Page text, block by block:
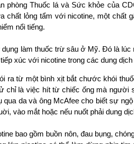
phòng Thuốc lá và Sức khỏe của
chất lỏng tẩm với nicotine, một chất
nổi tiếng.
làm thuốc trừ sâu ở Mỹ. Ðó là lúc
xúc với nicotine trong các dung dịch
ra từ một bình xịt bắt chước khói
chỉ là việc hít từ chiếc ống mà người
qua da và ông McAfee cho biết sự
vào mắt hoặc nếu nuốt phải dung
bao gồm buồn nôn, đau bụng,